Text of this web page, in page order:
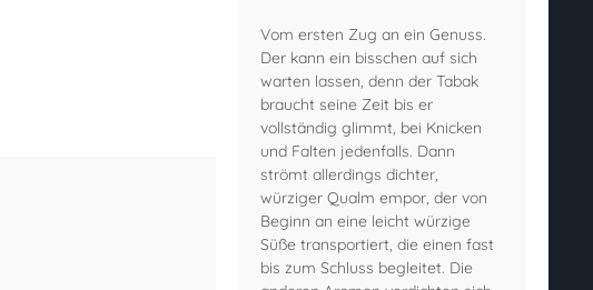
Vom ersten Zug an ein Genuss.
Der kann ein bisschen auf sich
warten lassen, denn der Tabak
braucht seine Zeit bis er
vollständig glimmt, bei Knicken
und Falten jedenfalls. Dann
strömt allerdings dichter,
würziger Qualm empor, der von
Beginn an eine leicht würzige
Süße transportiert, die einen fast
bis zum Schluss begleitet. Die